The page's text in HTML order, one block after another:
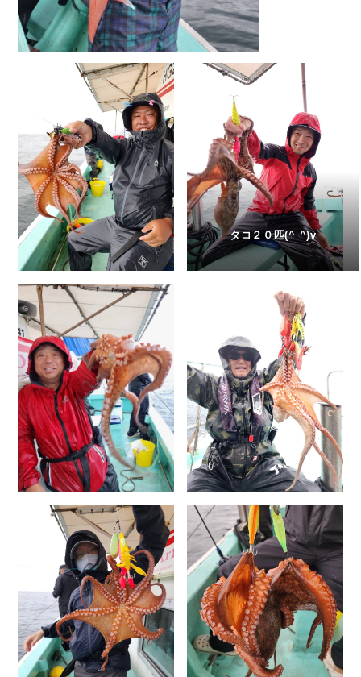
タコ２０匹(^ ^)v